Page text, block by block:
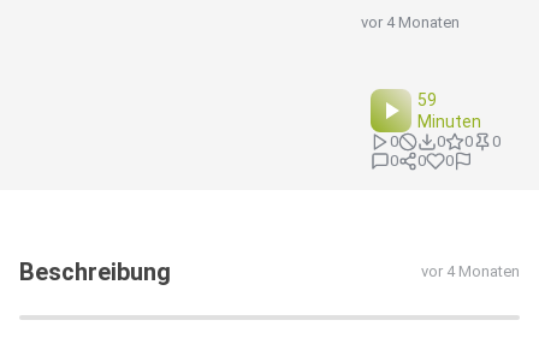
vor 4 Monaten
59
Minuten
0 0 0
0
0
0 0
Beschreibung vor 4 Monaten